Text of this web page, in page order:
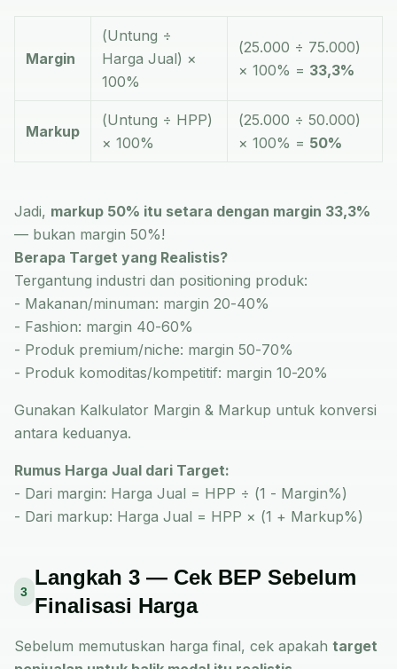
Margin
(Untung ÷
Harga Jual) ×
100%
(25.000 ÷ 75.000)
× 100% = 33,3%
Markup
(Untung ÷ HPP)
× 100%
(25.000 ÷ 50.000)
× 100% = 50%
Jadi, markup 50% itu setara dengan margin 33,3%
— bukan margin 50%!
Berapa Target yang Realistis?
Tergantung industri dan positioning produk:
- Makanan/minuman: margin 20-40%
- Fashion: margin 40-60%
- Produk premium/niche: margin 50-70%
- Produk komoditas/kompetitif: margin 10-20%
Gunakan Kalkulator Margin & Markup untuk konversi
antara keduanya.
Rumus Harga Jual dari Target:
- Dari margin: Harga Jual = HPP ÷ (1 - Margin%)
- Dari markup: Harga Jual = HPP × (1 + Markup%)
3
Langkah 3 — Cek BEP Sebelum
Finalisasi Harga
Sebelum memutuskan harga final, cek apakah target